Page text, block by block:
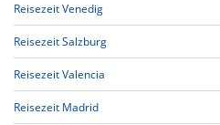
Reisezeit Venedig
Reisezeit Salzburg
Reisezeit Valencia
Reisezeit Madrid